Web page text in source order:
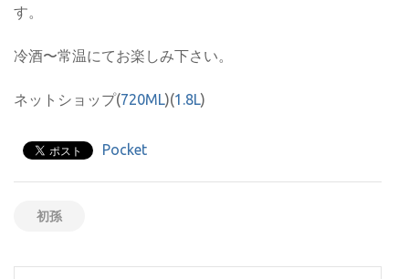
す。
冷酒〜常温にてお楽しみ下さい。
ネットショップ(720ML)(1.8L)
Pocket
初孫